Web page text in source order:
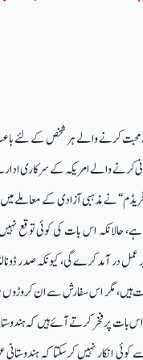
محبت کرنے والے ہر شخص کے لئے
کرنے والے امریکہ کے سرکاری
نے مذہبی آزادی کے معاملے
حالانکہ اس بات کی کوئی توقع
در آمد کرے گی، کیونکہ صدر
ہیں، مگر اس سفارش سے ان کروڑوں
اس بات پر فخر کرتے آئے ہیں کہ
انکار نہیں کرسکتا کہ